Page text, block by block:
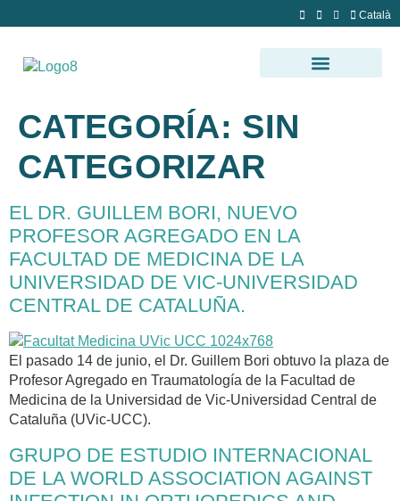
Català
CATEGORÍA: SIN
CATEGORIZAR
EL DR. GUILLEM BORI, NUEVO
PROFESOR AGREGADO EN LA
FACULTAD DE MEDICINA DE LA
UNIVERSIDAD DE VIC-UNIVERSIDAD
CENTRAL DE CATALUÑA.
El pasado 14 de junio, el Dr. Guillem Bori obtuvo la plaza de
Profesor Agregado en Traumatología de la Facultad de
Medicina de la Universidad de Vic-Universidad Central de
Cataluña (UVic-UCC).
GRUPO DE ESTUDIO INTERNACIONAL
DE LA WORLD ASSOCIATION AGAINST